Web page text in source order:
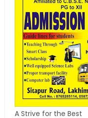
A Strive for the Best